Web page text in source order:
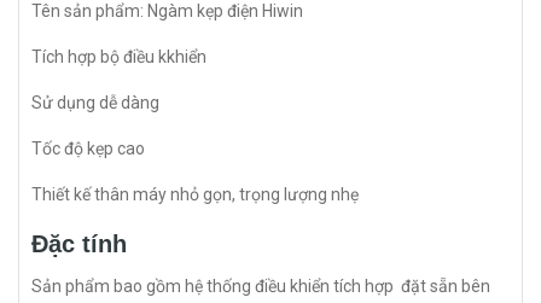
Tên sản phẩm: Ngàm kẹp điện Hiwin
Tích hợp bộ điều kkhiển
Sử dụng dễ dàng
Tốc độ kẹp cao
Thiết kế thân máy nhỏ gọn, trọng lượng nhẹ
Đặc tính
Sản phẩm bao gồm hệ thống điều khiển tích hợp đặt sẵn bên